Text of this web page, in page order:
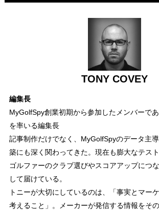
TONY COVEY
編集長
MyGolfSpy創業初期から参加したメンバーで
を率いる編集長
記事制作だけでなく、MyGolfSpyのデータ主
築にも深く関わってきた。現在も膨大なテスト
ゴルファーのクラブ選びやスコアアップにつ
して届けている。
トニーが大切にしているのは、「事実とマー
考えること」。メーカーが発信する情報をそ